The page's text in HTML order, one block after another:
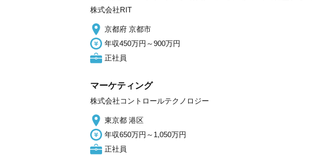
株式会社RIT
京都府 京都市
年収450万円～900万円
正社員
マーケティング
株式会社コントロールテクノロジー
東京都 港区
年収650万円～1,050万円
正社員